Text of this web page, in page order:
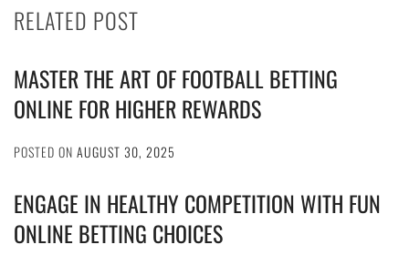
RELATED POST
MASTER THE ART OF FOOTBALL BETTING
ONLINE FOR HIGHER REWARDS
POSTED ON AUGUST 30, 2025
ENGAGE IN HEALTHY COMPETITION WITH FUN
ONLINE BETTING CHOICES